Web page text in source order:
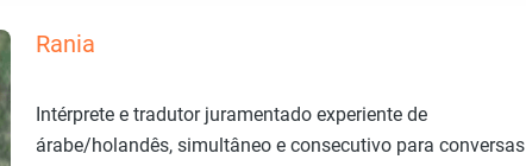
Rania
Intérprete e tradutor juramentado experiente de
árabe/holandês, simultâneo e consecutivo para conversas